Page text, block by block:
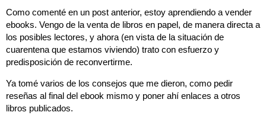
Como comenté en un post anterior, estoy aprendiendo a vender
ebooks. Vengo de la venta de libros en papel, de manera directa a
los posibles lectores, y ahora (en vista de la situación de
cuarentena que estamos viviendo) trato con esfuerzo y
predisposición de reconvertirme.
Ya tomé varios de los consejos que me dieron, como pedir
reseñas al final del ebook mismo y poner ahí enlaces a otros
libros publicados.